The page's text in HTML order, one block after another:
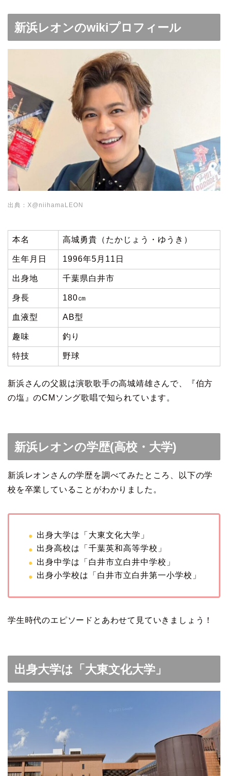
新浜レオンのwikiプロフィール
出典：X@niihamaLEON
本名 高城勇貴（たかじょう・ゆうき）
生年月日 1996年5月11日
出身地 千葉県白井市
身長 180㎝
血液型 AB型
趣味 釣り
特技 野球
新浜さんの父親は演歌歌手の高城靖雄さんで、『伯方
の塩』のCMソング歌唱で知られています。
新浜レオンの学歴(高校・大学)
新浜レオンさんの学歴を調べてみたところ、以下の学
校を卒業していることがわかりました。
出身大学は「大東文化大学」
出身高校は「千葉英和高等学校」
出身中学は「白井市立白井中学校」
出身小学校は「白井市立白井第一小学校」
学生時代のエピソードとあわせて見ていきましょう！
出身大学は「大東文化大学」